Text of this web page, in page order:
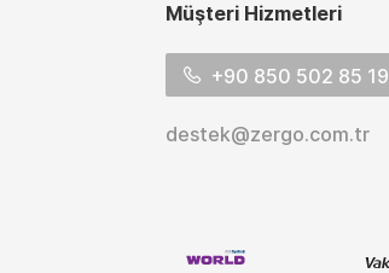
Müşteri Hizmetleri
+90 850 502 85 19
destek@zergo.com.tr